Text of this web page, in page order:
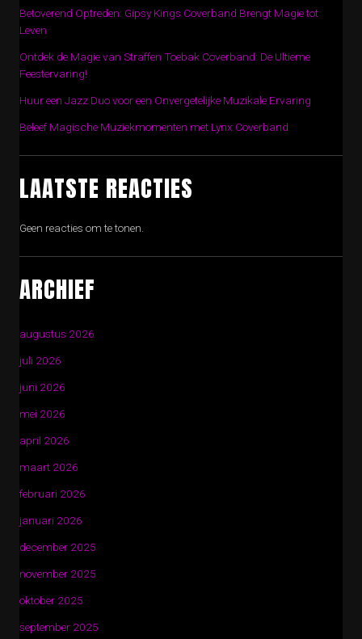
Betoverend Optreden: Gipsy Kings Coverband Brengt Magie tot
Leven
Ontdek de Magie van Straffen Toebak Coverband: De Ultieme
Feestervaring!
Huur een Jazz Duo voor een Onvergetelijke Muzikale Ervaring
Beleef Magische Muziekmomenten met Lynx Coverband
LAATSTE REACTIES
Geen reacties om te tonen.
ARCHIEF
augustus 2026
juli 2026
juni 2026
mei 2026
april 2026
maart 2026
februari 2026
januari 2026
december 2025
november 2025
oktober 2025
september 2025